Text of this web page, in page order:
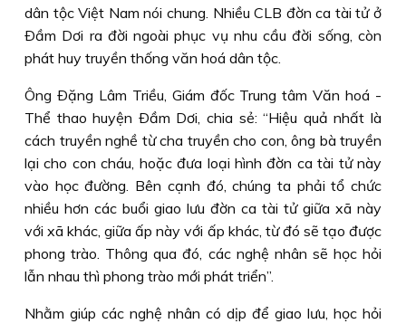
dân tộc Việt Nam nói chung. Nhiều CLB đờn ca tài tử ở
Ðầm Dơi ra đời ngoài phục vụ nhu cầu đời sống, còn
phát huy truyền thống văn hoá dân tộc.
Ông Ðặng Lâm Triều, Giám đốc Trung tâm Văn hoá -
Thể thao huyện Ðầm Dơi, chia sẻ: “Hiệu quả nhất là
cách truyền nghề từ cha truyền cho con, ông bà truyền
lại cho con cháu, hoặc đưa loại hình đờn ca tài tử này
vào học đường. Bên cạnh đó, chúng ta phải tổ chức
nhiều hơn các buổi giao lưu đờn ca tài tử giữa xã này
với xã khác, giữa ấp này với ấp khác, từ đó sẽ tạo được
phong trào. Thông qua đó, các nghệ nhân sẽ học hỏi
lẫn nhau thì phong trào mới phát triển”.
Nhằm giúp các nghệ nhân có dịp để giao lưu, học hỏi